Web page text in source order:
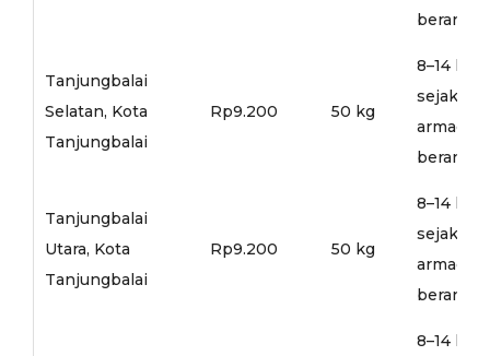
Tanjungbalai
Selatan, Kota
Tanjungbalai
Rp9.200 50 kg
8–14 hari
sejak
armada
Tanjungbalai
Utara, Kota
Tanjungbalai
Rp9.200 50 kg
8–14 hari
sejak
armada
8–14 hari